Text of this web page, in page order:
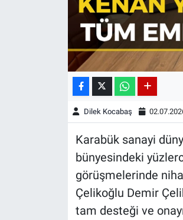
Dilek Kocabaş
Karabük sanayi
bünyesindeki
görüşmelerinde
Çelikoğlu Demir
tam desteği ve